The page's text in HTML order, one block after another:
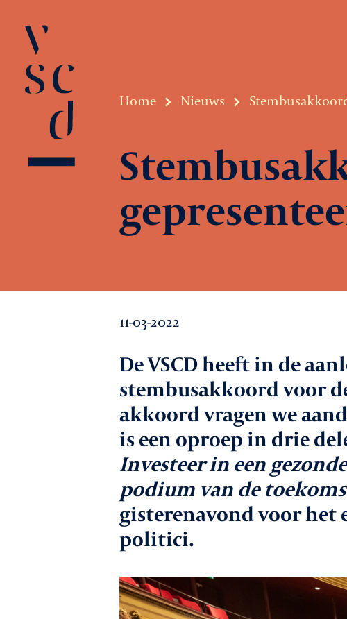
Over VSCD
Promotie
Netwerk &
Lid worden
Home Nieuws
11-03-2022
De VSCD heeft in de
stembusakkoord voor
akkoord vragen we
is een oproep in drie
Investeer in een
podium van de
gisterenavond voor het
politici.